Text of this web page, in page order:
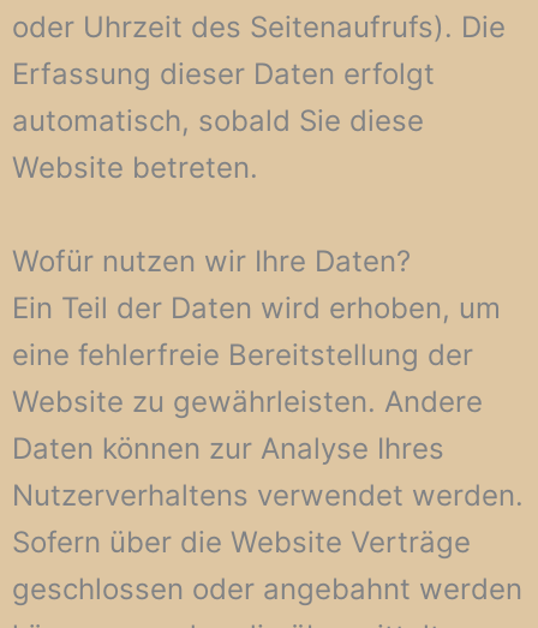
oder Uhrzeit des Seitenaufrufs). Die
Erfassung dieser Daten erfolgt
automatisch, sobald Sie diese
Website betreten.
Wofür nutzen wir Ihre Daten?
Ein Teil der Daten wird erhoben, um
eine fehlerfreie Bereitstellung der
Website zu gewährleisten. Andere
Daten können zur Analyse Ihres
Nutzerverhaltens verwendet werden.
Sofern über die Website Verträge
geschlossen oder angebahnt werden